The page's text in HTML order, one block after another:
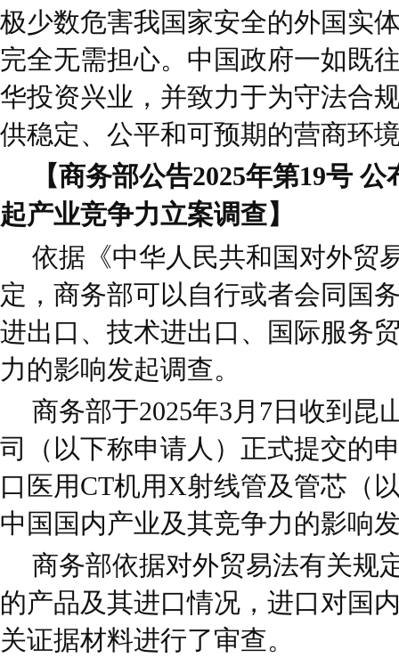
极少数危害我国家安全的外国实
完全无需担心。中国政府一如既
华投资兴业，并致力于为守法合
供稳定、公平和可预期的营商环
【商务部公告2025年第19号
起产业竞争力立案调查】
依据《中华人民共和国对外贸
定，商务部可以自行或者会同国
进出口、技术进出口、国际服务
力的影响发起调查。
商务部于2025年3月7日收到昆
司（以下称申请人）正式提交的
口医用CT机用X射线管及管芯（
中国国内产业及其竞争力的影响
商务部依据对外贸易法有关规
的产品及其进口情况，进口对国
关证据材料进行了审查。